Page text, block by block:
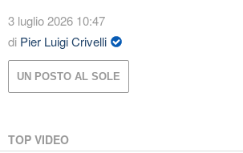
3 luglio 2026 10:47
di Pier Luigi Crivelli
UN POSTO AL SOLE
TOP VIDEO